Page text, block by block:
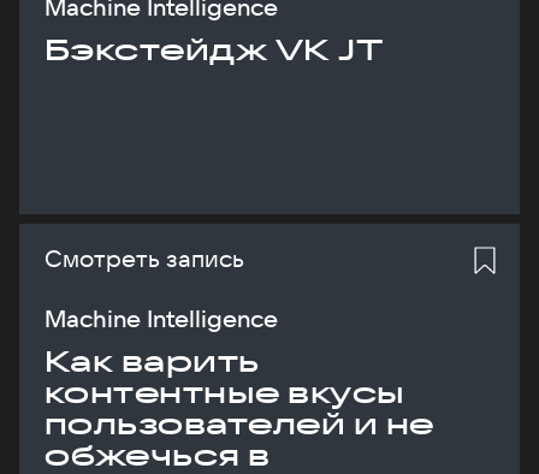
Machine Intelligence
Бэкстейдж VK JT
Смотреть запись
Machine Intelligence
Как варить
контентные вкусы
пользователей и не
обжечься в